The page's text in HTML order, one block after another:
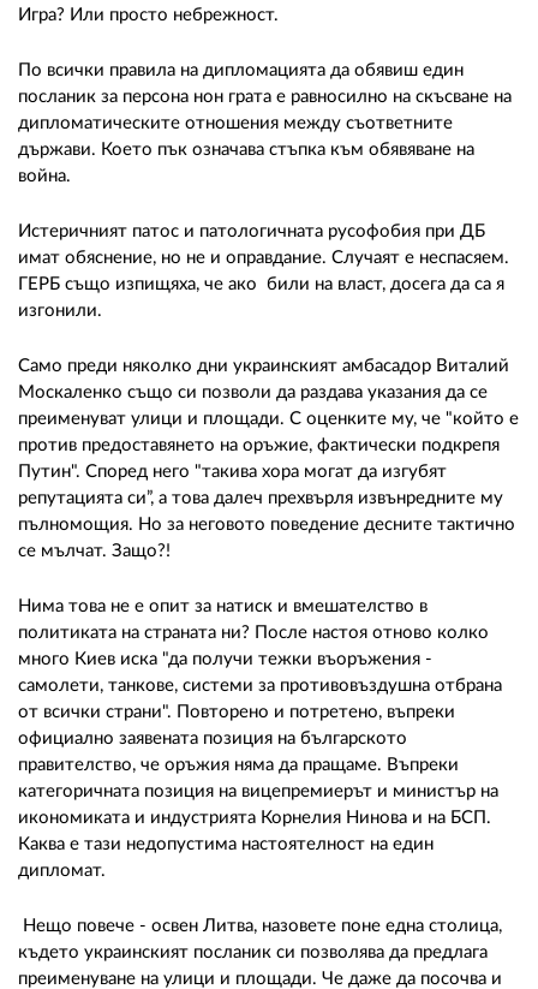
Игра? Или просто небрежност.
По всички правила на дипломацията да обявиш един
посланик за персона нон грата е равносилно на скъсване на
дипломатическите отношения между съответните
държави. Което пък означава стъпка към обявяване на
война.
Истеричният патос и патологичната русофобия при ДБ
имат обяснение, но не и оправдание. Случаят е неспасяем.
ГЕРБ също изпищяха, че ако били на власт, досега да са я
изгонили.
Само преди няколко дни украинският амбасадор Виталий
Москаленко също си позволи да раздава указания да се
преименуват улици и площади. С оценките му, че "който е
против предоставянето на оръжие, фактически подкрепя
Путин". Според него "такива хора могат да изгубят
репутацията си”, а това далеч прехвърля извънредните му
пълномощия. Но за неговото поведение десните тактично
се мълчат. Защо?!
Нима това не е опит за натиск и вмешателство в
политиката на страната ни? После настоя отново колко
много Киев иска "да получи тежки въоръжения -
самолети, танкове, системи за противовъздушна отбрана
от всички страни". Повторено и потретено, въпреки
официално заявената позиция на българското
правителство, че оръжия няма да пращаме. Въпреки
категоричната позиция на вицепремиерът и министър на
икономиката и индустрията Корнелия Нинова и на БСП.
Каква е тази недопустима настоятелност на един
дипломат.
Нещо повече - освен Литва, назовете поне една столица,
където украинският посланик си позволява да предлага
преименуване на улици и площади. Че даже да посочва и